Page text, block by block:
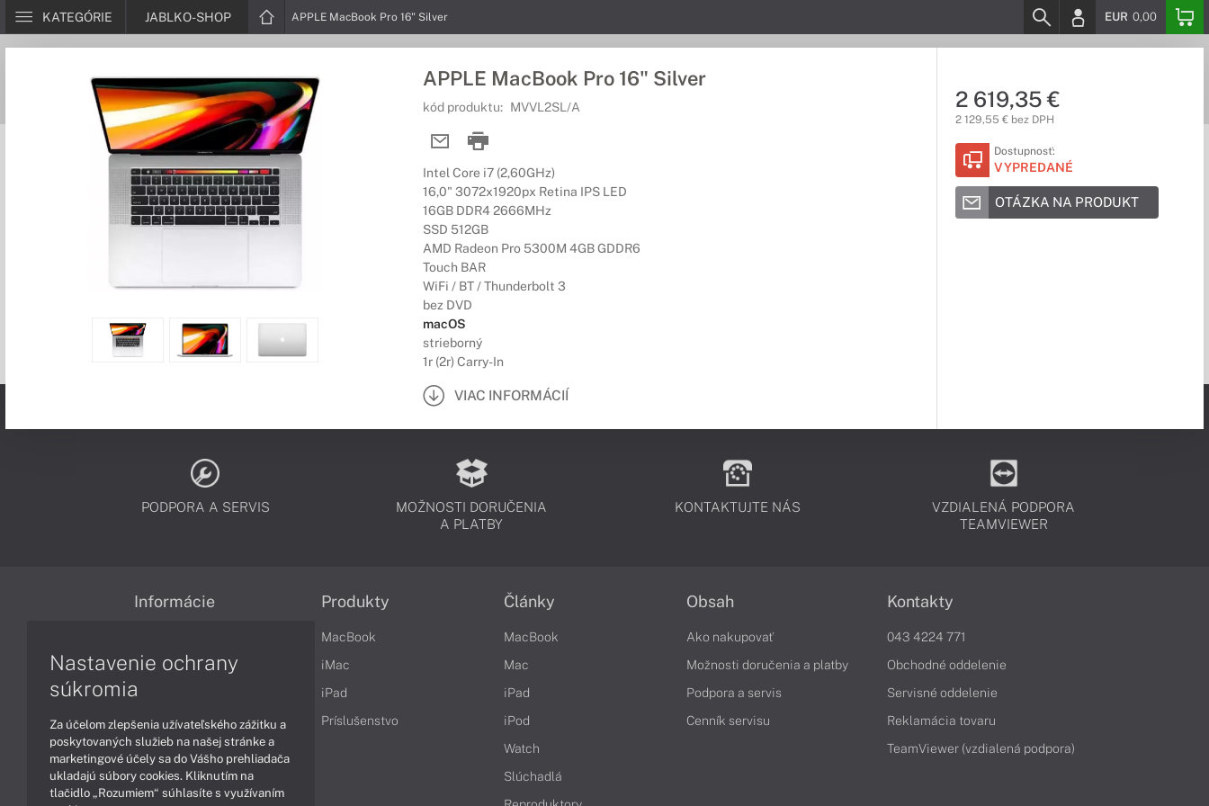
KATEGÓRIE JABLKO-SHOP APPLE MacBook Pro 16" Silver EUR 0,00
APPLE MacBook Pro 16" Silver
kód produktu: MVVL2SL/A
Intel Core i7 (2,60GHz)
16,0" 3072x1920px Retina IPS LED
16GB DDR4 2666MHz
SSD 512GB
AMD Radeon Pro 5300M 4GB GDDR6
Touch BAR
WiFi / BT / Thunderbolt 3
bez DVD
macOS
strieborný
1r (2r) Carry-In
VIAC INFORMÁCIÍ
2 619,35 €
2 129,55 € bez DPH
Dostupnosť:
VYPREDANÉ
OTÁZKA NA PRODUKT
PODPORA A SERVIS
MOŽNOSTI DORUČENIA
A PLATBY
KONTAKTUJTE NÁS
VZDIALENÁ PODPORA
TEAMVIEWER
Informácie
Reklamačné podmienky
Ochrana osobných údajov
Vrátenie tovaru
Vyhlásenie o prístupnosti
Cookies
Produkty
MacBook
iMac
iPad
Príslušenstvo
Články
MacBook
Mac
iPad
iPod
Watch
Slúchadlá
Obsah
Ako nakupovať
Možnosti doručenia a platby
Podpora a servis
Cenník servisu
Kontakty
043 4224 771
Obchodné oddelenie
Servisné oddelenie
Reklamácia tovaru
TeamViewer (vzdialená podpora)
Nastavenie ochrany
súkromia
Za účelom zlepšenia užívateľského zážitku a
poskytovaných služieb na našej stránke a
marketingové účely sa do Vášho prehliadača
ukladajú súbory cookies. Kliknutím na
tlačidlo „Rozumiem“ súhlasíte s využívaním